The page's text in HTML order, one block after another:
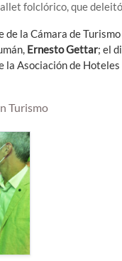
folclórico, que
la Cámara de Turismo
Ernesto Gettar; el
la Asociación de
Turismo